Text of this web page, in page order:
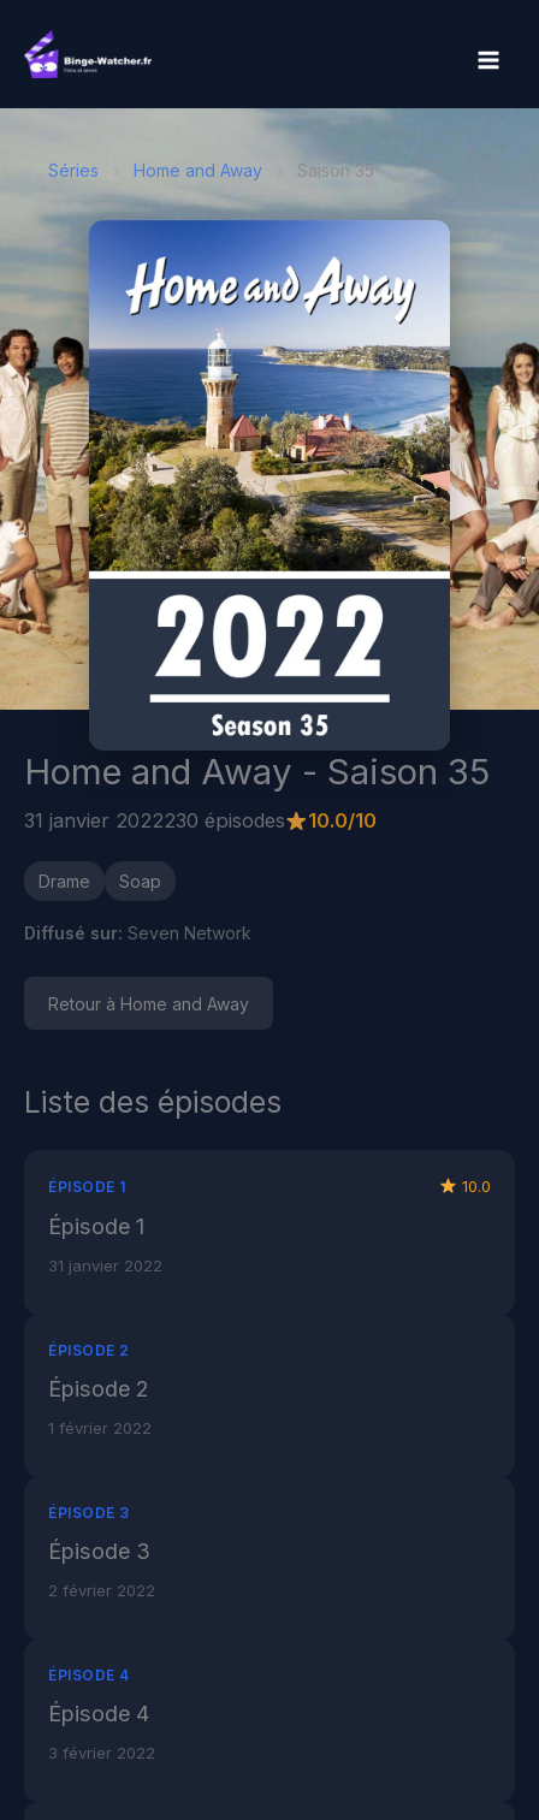
contenu
Séries Home and Away Saison 35
Home and Away - Saison 35
31 janvier 2022230 épisodes 10.0/10
Drame Soap
Diffusé sur: Seven Network
Retour à Home and Away
Liste des épisodes
ÉPISODE 1 10.0
Épisode 1
31 janvier 2022
ÉPISODE 2
Épisode 2
1 février 2022
ÉPISODE 3
Épisode 3
2 février 2022
ÉPISODE 4
Épisode 4
3 février 2022